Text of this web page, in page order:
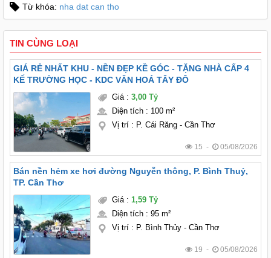
Từ khóa: nha dat can tho
TIN CÙNG LOẠI
GIÁ RẺ NHẤT KHU - NỀN ĐẸP KỀ GÓC - TẶNG NHÀ CẤP 4
KẾ TRƯỜNG HỌC - KDC VĂN HOÁ TÂY ĐÔ
Giá: 3,00 Tỷ
Diện tích: 100 m²
Vị trí: P. Cái Răng - Cần Thơ
15 - 05/08/2026
Bán nền hẻm xe hơi đường Nguyễn thông, P. Bình Thuỷ,
TP. Cần Thơ
Giá: 1,59 Tỷ
Diện tích: 95 m²
Vị trí: P. Bình Thủy - Cần Thơ
19 - 05/08/2026